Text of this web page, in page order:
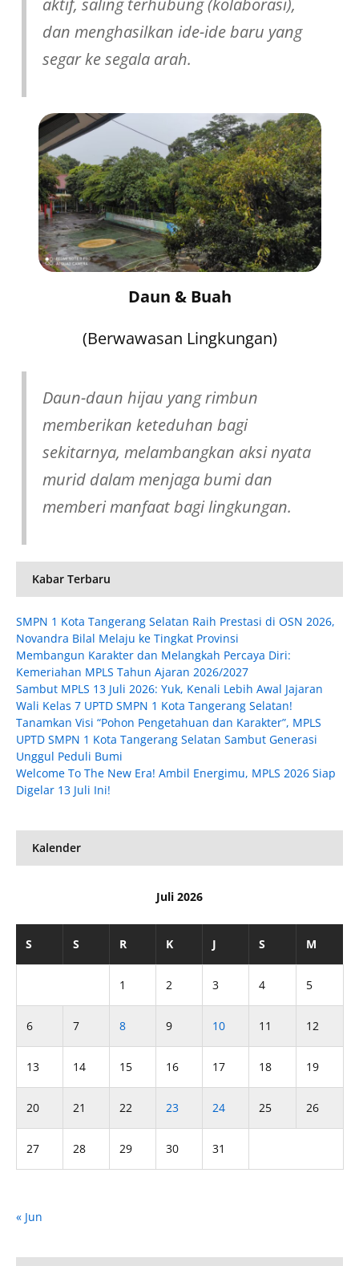
dan menghasilkan ide-ide baru yang
segar ke segala arah.
Daun & Buah
(Berwawasan Lingkungan)
Daun-daun hijau yang rimbun
memberikan keteduhan bagi
sekitarnya, melambangkan aksi nyata
murid dalam menjaga bumi dan
memberi manfaat bagi lingkungan.
Kabar Terbaru
SMPN 1 Kota Tangerang Selatan Raih Prestasi di OSN 2026,
Novandra Bilal Melaju ke Tingkat Provinsi
Membangun Karakter dan Melangkah Percaya Diri:
Kemeriahan MPLS Tahun Ajaran 2026/2027
Sambut MPLS 13 Juli 2026: Yuk, Kenali Lebih Awal Jajaran
Wali Kelas 7 UPTD SMPN 1 Kota Tangerang Selatan!
Tanamkan Visi “Pohon Pengetahuan dan Karakter”, MPLS
UPTD SMPN 1 Kota Tangerang Selatan Sambut Generasi
Unggul Peduli Bumi
Welcome To The New Era! Ambil Energimu, MPLS 2026 Siap
Digelar 13 Juli Ini!
Kalender
Juli 2026
S S R K J S M
1 2 3 4 5
6 7 8 9 10 11 12
13 14 15 16 17 18 19
20 21 22 23 24 25 26
27 28 29 30 31
« Jun